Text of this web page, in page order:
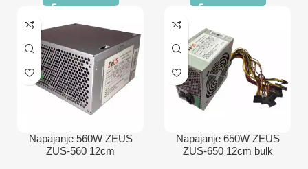
Napajanje 560W ZEUS
ZUS-560 12cm
Napajanje 650W ZEUS
ZUS-650 12cm bulk